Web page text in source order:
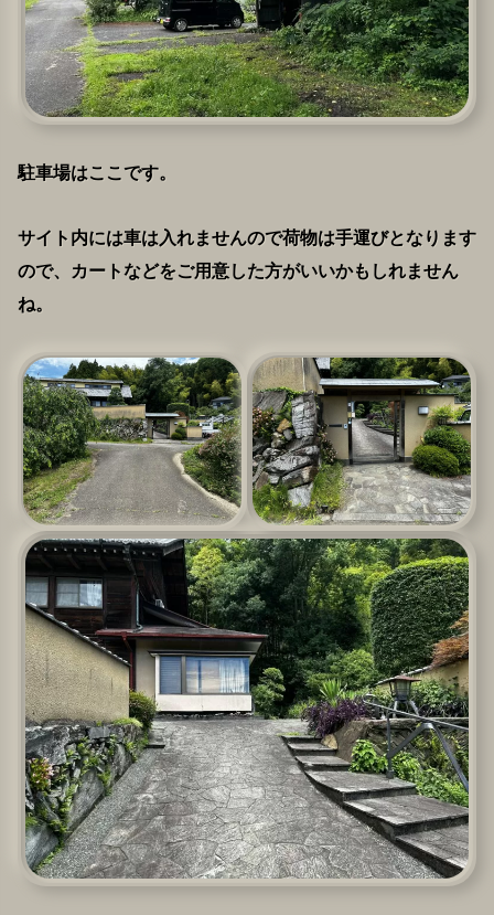
駐車場はここです。
サイト内には車は入れませんので荷物は手運びとなります
ので、カートなどをご用意した方がいいかもしれません
ね。